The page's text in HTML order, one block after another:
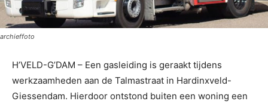
archieffoto
H’VELD-G’DAM – Een gasleiding is geraakt tijdens
werkzaamheden aan de Talmastraat in Hardinxveld-
Giessendam. Hierdoor ontstond buiten een woning een